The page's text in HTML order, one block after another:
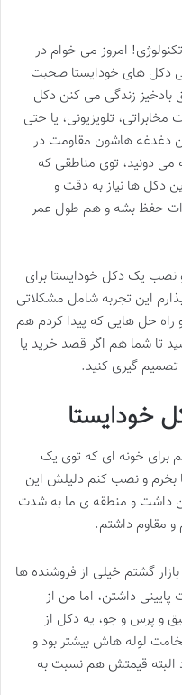
امروز می خوام در
دکل های خودایستا صحبت
بادخیز زندگی می کنن دکل
تلویزیونی، یا حتی
دغدغه هاشون مقاومت در
می دونید، توی مناطقی که
دکل ها نیاز به دقت و
حفظ بشه و هم طول عمر
نصب یک دکل خودایستا برای
این تجربه شامل مشکلاتی
حل هایی که پیدا کردم هم
تا شما هم اگر قصد خرید یا
تصمیم گیری کنید.
خودایستا
برای خونه ای که توی یک
بخرم و نصب کنم دلیلش این
داشت و منطقه ی ما به شدت
و مقاوم داشتم.
گشتم خیلی از فروشنده ها
داشتن، اما من از
و پرس و جو، یه دکل از
لوله هاش بیشتر بود و
البته قیمتش هم نسبت به